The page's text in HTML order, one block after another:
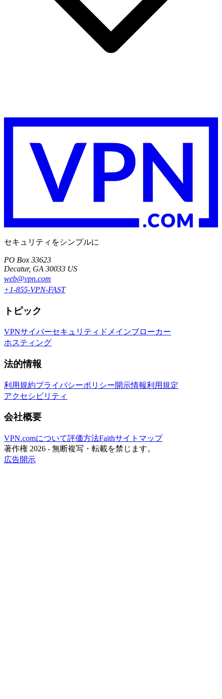
セキュリティをシンプルに
PO Box 33623
Decatur, GA 30033 US
web@vpn.com
+1-855-VPN-FAST
トピック
VPNサイバーセキュリティ ドメインブローカー
ホスティング
法的情報
利用規約プライバシーポリシー開示情報利用規定
アクセシビリティ
会社概要
VPN.comについて評価方法Faithサイトマップ
著作権 2026 - 無断複写・転載を禁じます。
広告開示